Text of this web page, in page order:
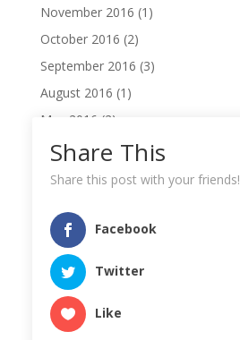
November 2016 (1)
October 2016 (2)
September 2016 (3)
August 2016 (1)
May 2016 (2)
April 2016(2)
February 2016(2)
October 2014(1)
August 2014
June 2014 (2)
Share This
Share this post with your friends!
Facebook
Twitter
Like